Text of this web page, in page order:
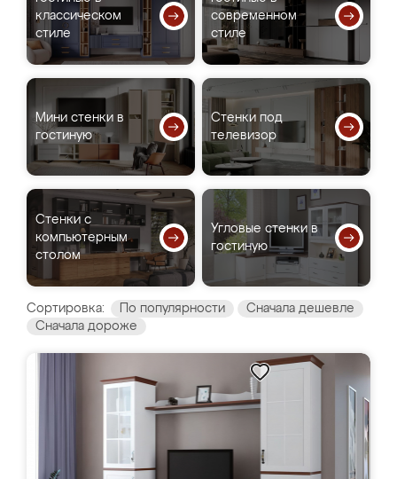
классическом
стиле
современном
стиле
Мини стенки в
гостиную
Стенки под
телевизор
Стенки с
компьютерным
столом
Угловые стенки в
гостиную
Сортировка: По популярности
Сначала дешевле
Сначала дороже